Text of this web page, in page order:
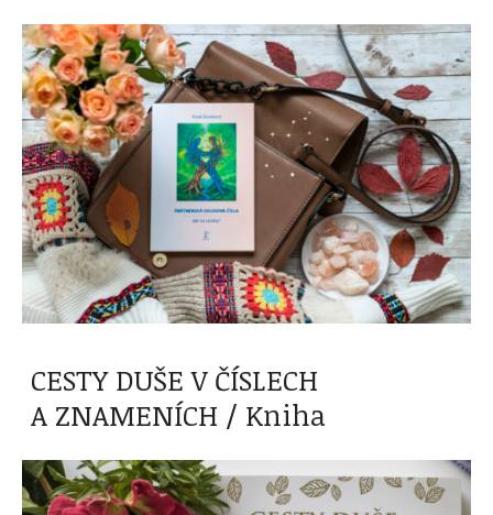
CESTY DUŠE V ČÍSLECH
A ZNAMENÍCH / Kniha